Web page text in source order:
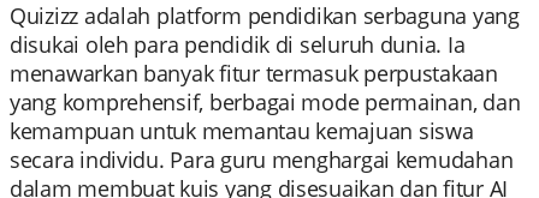
Quizizz adalah platform pendidikan serbaguna yang
disukai oleh para pendidik di seluruh dunia. Ia
menawarkan banyak fitur termasuk perpustakaan
yang komprehensif, berbagai mode permainan, dan
kemampuan untuk memantau kemajuan siswa
secara individu. Para guru menghargai kemudahan
dalam membuat kuis yang disesuaikan dan fitur AI